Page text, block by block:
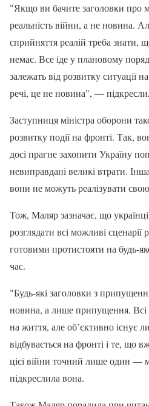
"Якщо ви бачите заголовки про
реальність війни, а не новина.
сприйняття реалій треба знати,
немає. Все іде у плановому
залежать від розвитку ситуації
речі, це не новина", —
Заступниця міністра оборони
розвитку події на фронті. Так,
досі прагне захопити Україну
невиправдані великі втрати.
вони не можуть реалізувати
Тож, Маляр зазначає, що
розглядати всі можливі
готовими протистояти на будь-
час.
"Будь-які заголовки з
новина, а лише припущення.
на життя, але об’єктивно існує
відбувається на фронті і те, що
цієї війни точний лише один
підкреслила вона.